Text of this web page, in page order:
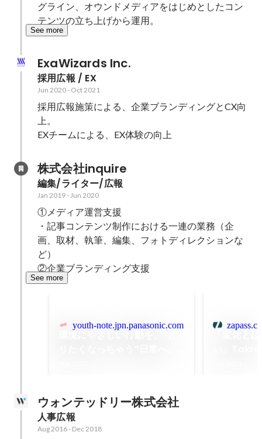
グライン、オウンドメディアをはじめとしたコン
テンツの立ち上げから運用。
See more
ExaWizards Inc.
採用広報 / EX
Jun 2020- Oct 2021
採用広報施策による、企業ブランディングとCX向
上。
EXチームによる、EX体験の向上
株式会社inquire
編集/ライター/広報
Jan 2019-Jun 2020
①メディア運営支援
・記事コンテンツ制作における一連の業務（企
画、取材、執筆、編集、フォトディレクションな
ど）
②企業ブランディング支援
See more
youth-note.jpn.panasonic.com zapass.co
ウォンテッドリー株式会社
人事広報
Aug 2016- Dec 2018